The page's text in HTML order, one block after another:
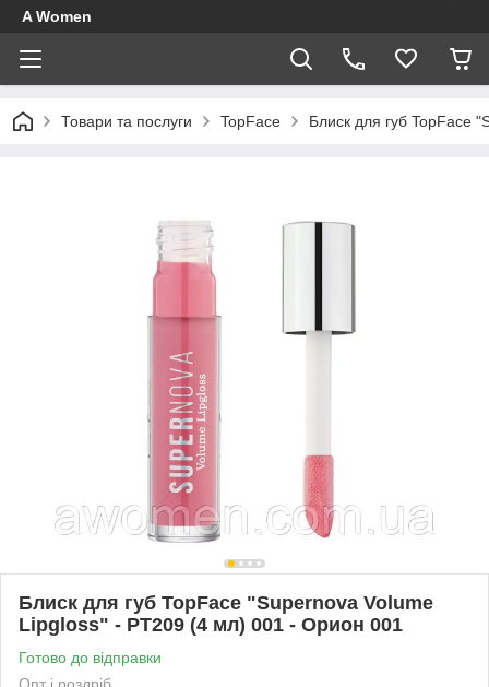
A Women
Товари та послуги TopFace Блиск для губ TopFace
Блиск для губ TopFace "Supernova Volume
Lipgloss" - PT209 (4 мл) 001 - Орион 001
Готово до відправки
Опт і роздріб